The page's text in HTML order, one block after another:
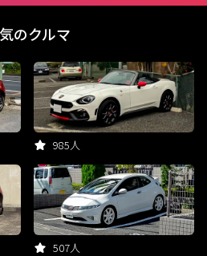
のクルマ
985人
507人